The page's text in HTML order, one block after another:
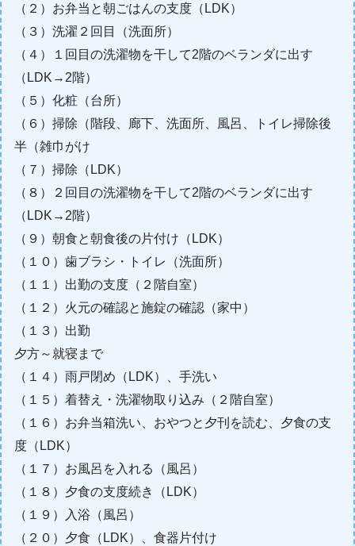
（２）お弁当と朝ごはんの支度（LDK）
（３）洗濯２回目（洗面所）
（４）１回目の洗濯物を干して2階のベランダに出す
（LDK→2階）
（５）化粧（台所）
（６）掃除（階段、廊下、洗面所、風呂、トイレ掃除後
半（雑巾がけ
（７）掃除（LDK）
（８）２回目の洗濯物を干して2階のベランダに出す
（LDK→2階）
（９）朝食と朝食後の片付け（LDK）
（１０）歯ブラシ・トイレ（洗面所）
（１１）出勤の支度（２階自室）
（１２）火元の確認と施錠の確認（家中）
（１３）出勤
夕方～就寝まで
（１４）雨戸閉め（LDK）、手洗い
（１５）着替え・洗濯物取り込み（２階自室）
（１６）お弁当箱洗い、おやつと夕刊を読む、夕食の支
度（LDK）
（１７）お風呂を入れる（風呂）
（１８）夕食の支度続き（LDK）
（１９）入浴（風呂）
（２０）夕食（LDK）、食器片付け